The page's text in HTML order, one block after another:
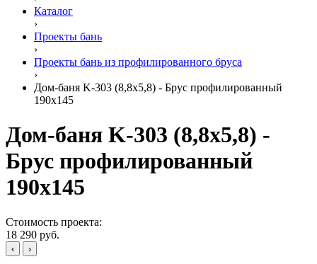
Каталог
›
Проекты бань
›
Проекты бань из профилированного бруса
›
Дом-баня K-303 (8,8x5,8) - Брус профилированный
190x145
Дом-баня K-303 (8,8x5,8) -
Брус профилированный
190x145
Стоимость проекта:
18 290 руб.
‹ ›